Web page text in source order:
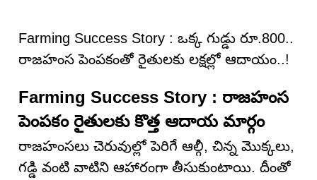
Farming Success Story : ఒక్క గుడ్డు రూ.800..
రాజహంస పెంపకంతో రైతులకు లక్షల్లో ఆదాయం..!
Farming Success Story : రాజహంస
పెంపకం రైతులకు కొత్త ఆదాయ మార్గం
రాజహంసలు చెరువుల్లో పెరిగే ఆల్గీ, చిన్న మొక్కలు,
గడ్డి వంటి వాటిని ఆహారంగా తీసుకుంటాయి. దీంతో